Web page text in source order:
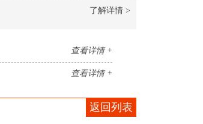
了解详情 >
查看详情 +
查看详情 +
返回列表